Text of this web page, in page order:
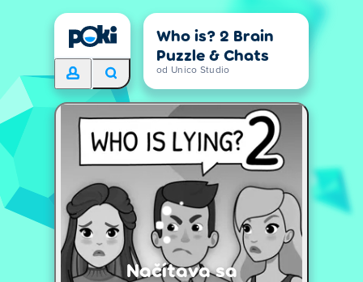
Who is? 2 Brain
Puzzle & Chats
od Unico Studio
Načítava sa